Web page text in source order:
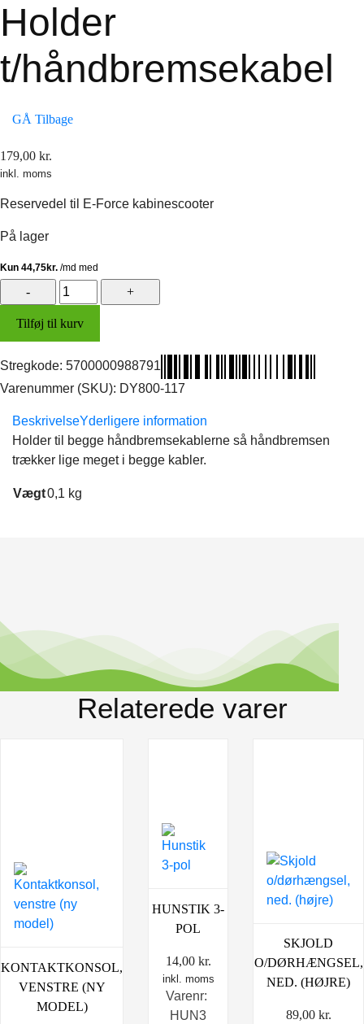
Holder
t/håndbremsekabel
GÅ Tilbage
179,00 kr.
inkl. moms
Reservedel til E-Force kabinescooter
På lager
Holder
t/håndbremsekabel
antal
Tilføj til kurv
Stregkode: 5700000988791
Varenummer (SKU): DY800-117
BeskrivelseYderligere information
Holder til begge håndbremsekablerne så håndbremsen
trækker lige meget i begge kabler.
Vægt0,1 kg
Relaterede varer
KONTAKTKONSOL,
VENSTRE (NY
MODEL)
HUNSTIK 3-
POL
14,00 kr.
inkl. moms
Varenr:
HUN3
SKJOLD
O/DØRHÆNGSEL,
NED. (HØJRE)
89,00 kr.